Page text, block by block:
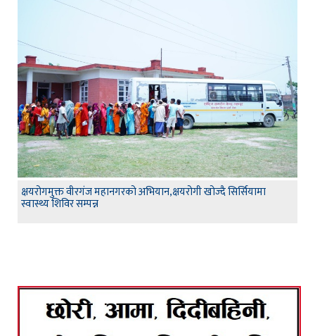
क्षयरोगमुक्त वीरगंज महानगरको अभियान,क्षयरोगी खोज्दै सिर्सियामा
स्वास्थ्य शिविर सम्पन्न